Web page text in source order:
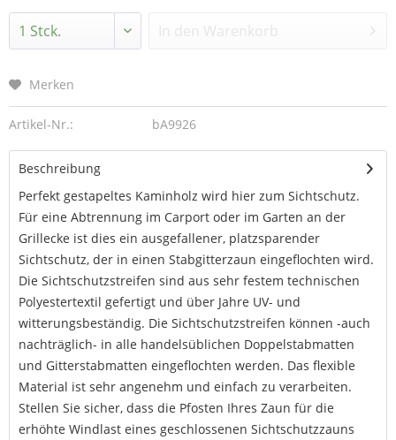
In den Warenkorb
Merken
Artikel-Nr.: bA9926
Beschreibung
Perfekt gestapeltes Kaminholz wird hier zum Sichtschutz.
Für eine Abtrennung im Carport oder im Garten an der
Grillecke ist dies ein ausgefallener, platzsparender
Sichtschutz, der in einen Stabgitterzaun eingeflochten wird.
Die Sichtschutzstreifen sind aus sehr festem technischen
Polyestertextil gefertigt und über Jahre UV- und
witterungsbeständig. Die Sichtschutzstreifen können -auch
nachträglich- in alle handelsüblichen Doppelstabmatten
und Gitterstabmatten eingeflochten werden. Das flexible
Material ist sehr angenehm und einfach zu verarbeiten.
Stellen Sie sicher, dass die Pfosten Ihres Zaun für die
erhöhte Windlast eines geschlossenen Sichtschutzzauns